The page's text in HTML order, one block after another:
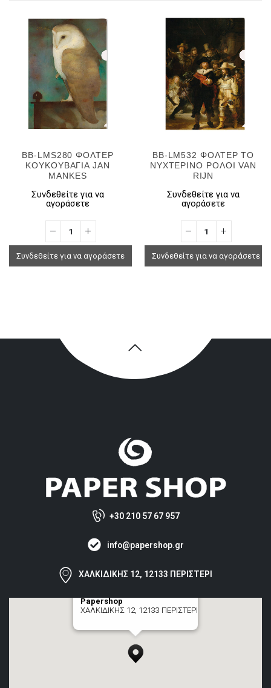
BB-LMS280 ΦΟΛΤΕΡ
ΚΟΥΚΟΥΒΑΓΙΑ JAN
MANKES
Συνδεθείτε για να
αγοράσετε
Συνδεθείτε για να αγοράσετε
BB-LM532 ΦΟΛΤΕΡ ΤΟ
ΝΥΧΤΕΡΙΝΟ ΡΟΛΟΙ VAN
RIJN
Συνδεθείτε για να
αγοράσετε
Συνδεθείτε για να αγοράσετε
+30 210 57 67 957
info@papershop.gr
ΧΑΛΚΙΔΙΚΗΣ 12, 12133 ΠΕΡΙΣΤΕΡΙ
Papershop
ΧΑΛΚΙΔΙΚΗΣ 12, 12133 ΠΕΡΙΣΤΕΡΙ